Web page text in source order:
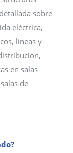
sobre
eléctrica,
líneas y
en salas
de